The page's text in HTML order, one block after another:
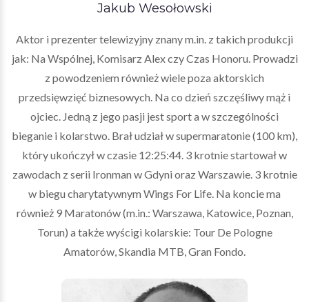
Jakub Wesołowski
Aktor i prezenter telewizyjny znany m.in. z takich produkcji
jak: Na Wspólnej, Komisarz Alex czy Czas Honoru. Prowadzi
z powodzeniem również wiele poza aktorskich
przedsięwzięć biznesowych. Na co dzień szczęśliwy mąż i
ojciec. Jedną z jego pasji jest sport a w szczególności
bieganie i kolarstwo. Brał udział w supermaratonie (100 km),
który ukończył w czasie 12:25:44. 3 krotnie startował w
zawodach z serii Ironman w Gdyni oraz Warszawie. 3 krotnie
w biegu charytatywnym Wings For Life. Na koncie ma
również 9 Maratonów (m.in.: Warszawa, Katowice, Poznan,
Torun) a także wyścigi kolarskie: Tour De Pologne
Amatorów, Skandia MTB, Gran Fondo.